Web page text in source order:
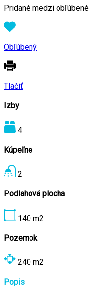
Pridané medzi obľúbené
Obľúbený
Tlačiť
Izby
4
Kúpeľne
2
Podlahová plocha
140 m2
Pozemok
240 m2
Popis